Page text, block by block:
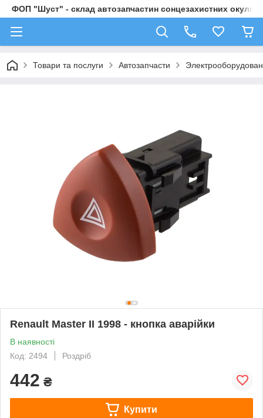
ФОП "Шуст" - склад автозапчастин сонцезахистних
Товари та послуги Автозапчасти
Renault Master II 1998 - кнопка аварійки
В наявності
Код: 2494
Роздріб
442 ₴
Купити